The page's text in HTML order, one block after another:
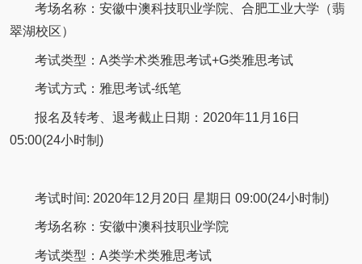
考场名称：安徽中澳科技职业学院、合肥工业大学（翡
翠湖校区）
考试类型：A类学术类雅思考试+G类雅思考试
考试方式：雅思考试-纸笔
报名及转考、退考截止日期：2020年11月16日
05:00(24小时制)
考试时间: 2020年12月20日 星期日 09:00(24小时制)
考场名称：安徽中澳科技职业学院
考试类型：A类学术类雅思考试